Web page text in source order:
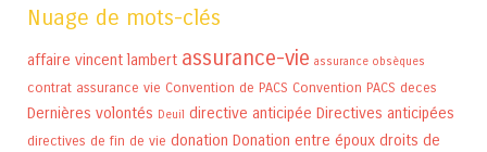
Nuage de mots-clés
affaire vincent lambert assurance-vie assurance obsèques
contrat assurance vie Convention de PACS Convention PACS deces
Dernières volontés Deuil directive anticipée Directives anticipées
directives de fin de vie donation Donation entre époux droits de